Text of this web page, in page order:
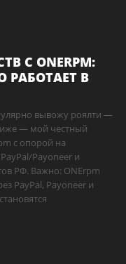
С ONERPM:
РАБОТАЕТ В
вывожу роялти —
— мой честный
с опорой на
Payoneer и
РФ. Важно: ONErpm
PayPal, Payoneer и